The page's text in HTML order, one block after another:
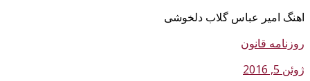
اهنگ امیر عباس گلاب دلخوشی
روزنامه قانون
ژوئن 5, 2016